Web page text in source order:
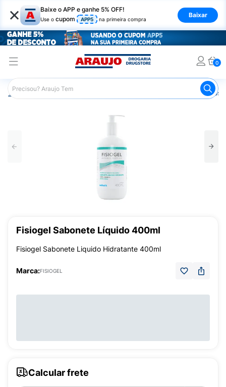
× Baixe o APP e ganhe 5% OFF!
Use o cupom APP5 na primeira compra
Baixar
0
Araujo Dermocosméticos Dermocosméticos para o
Fisiogel Sabonete Líquido 400ml
Fisiogel Sabonete Liquido Hidratante 400ml
Marca:FISIOGEL
Calcular frete